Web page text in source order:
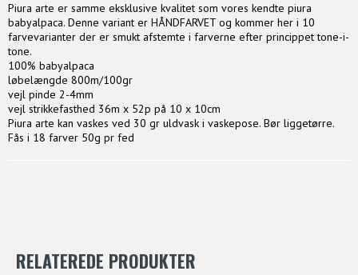
Piura arte er samme eksklusive kvalitet som vores kendte piura
babyalpaca. Denne variant er HÅNDFARVET og kommer her i 10
farvevarianter der er smukt afstemte i farverne efter princippet tone-i-
tone.
100% babyalpaca
løbelængde 800m/100gr
vejl pinde 2-4mm
vejl strikkefasthed 36m x 52p på 10 x 10cm
Piura arte kan vaskes ved 30 gr uldvask i vaskepose. Bør liggetørre.
Fås i 18 farver 50g pr fed
RELATEREDE PRODUKTER